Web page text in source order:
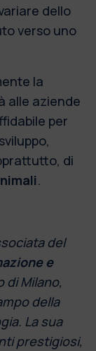
dello
verso uno
la
alle aziende
per
di
.
del
e
di Milano,
della
La sua
prestigiosi,